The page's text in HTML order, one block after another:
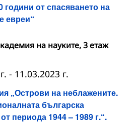
години от спасяването на
евреи“
на науките, 3 етаж
„Острови на неблажените.
българска
периода 1944 – 1989 г.“.
- 11.03.2023 г.